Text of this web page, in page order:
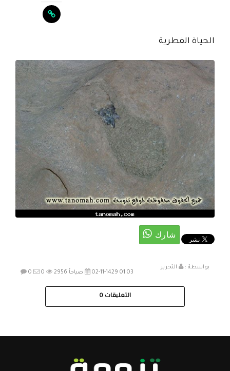
الحياة الفطرية
بواسطة :
التحرير
02-11-1429 01:03 صباحاً
0 0 2956
التعليقات 0